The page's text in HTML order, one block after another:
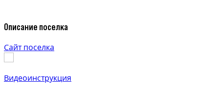
Описание поселка
Сайт поселка
Видеоинструкция